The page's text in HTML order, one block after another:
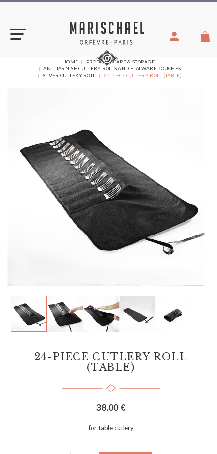
Skip
YOU
ARE
HERE:
HOME
PRODUCTS CARE & STORAGE
ANTI-TARNISH CUTLERY ROLLS AND FLATWARE POUCHES
SILVER CUTLERY ROLL
24-PIECE CUTLERY ROLL (TABLE)
24-PIECE CUTLERY ROLL
(TABLE)
38.00 €
for table cutlery